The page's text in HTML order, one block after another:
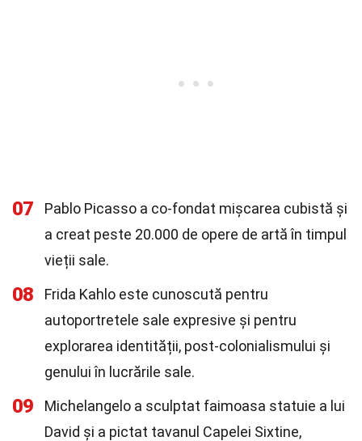
07
Pablo Picasso a co-fondat mișcarea cubistă și
a creat peste 20.000 de opere de artă în timpul
vieții sale.
08
Frida Kahlo este cunoscută pentru
autoportretele sale expresive și pentru
explorarea identității, post-colonialismului și
genului în lucrările sale.
09
Michelangelo a sculptat faimoasa statuie a lui
David și a pictat tavanul Capelei Sixtine,